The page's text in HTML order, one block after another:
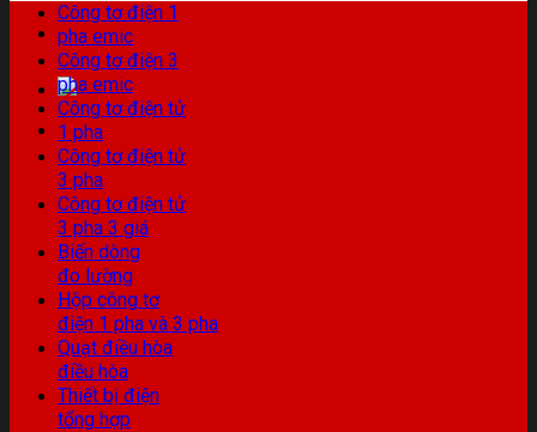
Công tơ điện 1
pha emic
Công tơ điện 3
pha emic
Công tơ điện tử
1 pha
Công tơ điện tử
3 pha
Công tơ điện tử
3 pha 3 giá
Biến dòng
đo lường
Hộp công tơ
điện 1 pha và 3 pha
Quạt điều hòa
điều hòa
Thiết bị điện
tổng hợp